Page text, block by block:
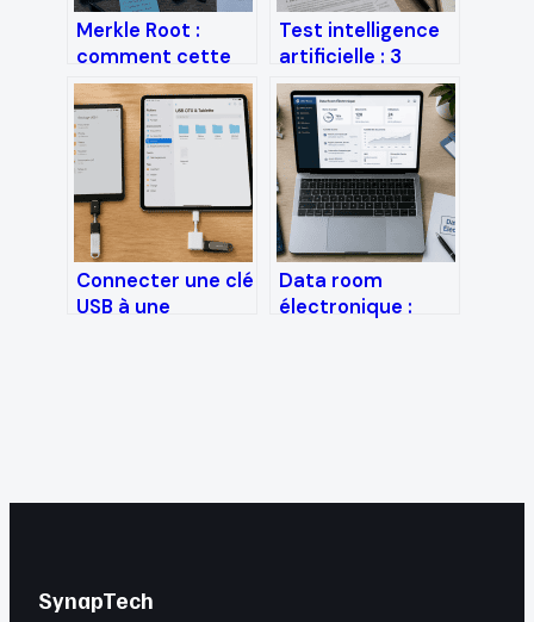
Merkle Root :
comment cette
signature
cryptographique
garantit-elle
l’intégrité, la
sécurité et la
scalabilité de la
blockchain ?
Test intelligence
artificielle : 3
critères
techniques pour
débusquer les
contenus générés
par GPT-4
Connecter une clé
USB à une
Data room
électronique :
SynapTech